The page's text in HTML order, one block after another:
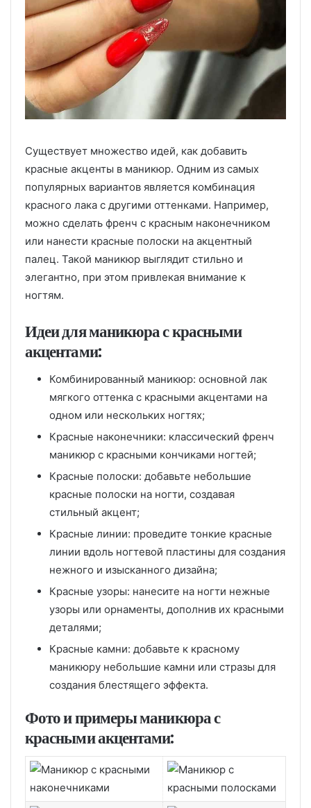
Существует множество идей, как добавить
красные акценты в маникюр. Одним из самых
популярных вариантов является комбинация
красного лака с другими оттенками. Например,
можно сделать френч с красным наконечником
или нанести красные полоски на акцентный
палец. Такой маникюр выглядит стильно и
элегантно, при этом привлекая внимание к
ногтям.
Идеи для маникюра с красными
акцентами:
Комбинированный маникюр: основной лак
мягкого оттенка с красными акцентами на
одном или нескольких ногтях;
Красные наконечники: классический френч
маникюр с красными кончиками ногтей;
Красные полоски: добавьте небольшие
красные полоски на ногти, создавая
стильный акцент;
Красные линии: проведите тонкие красные
линии вдоль ногтевой пластины для создания
нежного и изысканного дизайна;
Красные узоры: нанесите на ногти нежные
узоры или орнаменты, дополнив их красными
деталями;
Красные камни: добавьте к красному
маникюру небольшие камни или стразы для
создания блестящего эффекта.
Фото и примеры маникюра с
красными акцентами: